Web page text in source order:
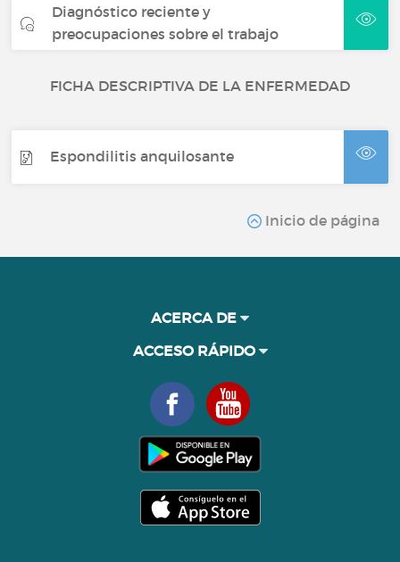
Diagnóstico reciente y
preocupaciones sobre el trabajo
FICHA DESCRIPTIVA DE LA ENFERMEDAD
Espondilitis anquilosante
Inicio de página
ACERCA DE
ACCESO RÁPIDO